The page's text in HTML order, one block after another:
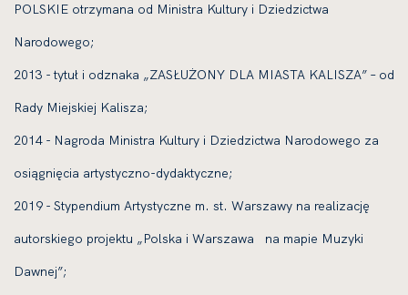
POLSKIE otrzymana od Ministra Kultury i Dziedzictwa
Narodowego;
2013 - tytuł i odznaka „ZASŁUŻONY DLA MIASTA KALISZA” – od
Rady Miejskiej Kalisza;
2014 - Nagroda Ministra Kultury i Dziedzictwa Narodowego za
osiągnięcia artystyczno-dydaktyczne;
2019 - Stypendium Artystyczne m. st. Warszawy na realizację
autorskiego projektu „Polska i Warszawa na mapie Muzyki
Dawnej”;